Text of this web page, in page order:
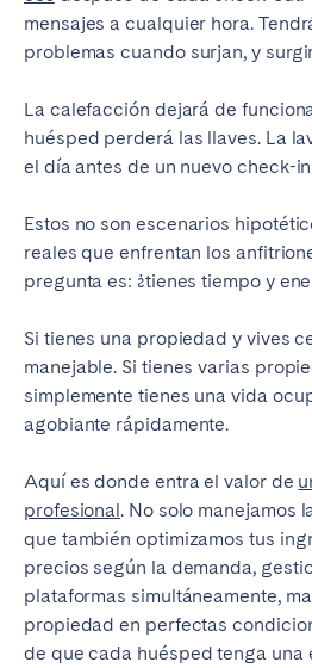
mensajes a cualquier hora.
problemas cuando surjan, y
La calefacción dejará de
huésped perderá las llaves. La
el día antes de un nuevo check-
Estos no son escenarios
reales que enfrentan los
pregunta es: ¿tienes tiempo y
Si tienes una propiedad y vives
manejable. Si tienes varias
simplemente tienes una vida
agobiante rápidamente.
Aquí es donde entra el valor de
profesional. No solo manejamos
que también optimizamos tus
precios según la demanda,
plataformas simultáneamente,
propiedad en perfectas
de que cada huésped tenga